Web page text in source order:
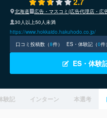
北海道
広告・マスコミ(広告代理店・広
30人以上50人未満
https://www.hokkaido.hakuhodo.co.jp/
口コミ投稿数（8件） ES・体験記（0件）
ES・体験
験記 インターン 本選考